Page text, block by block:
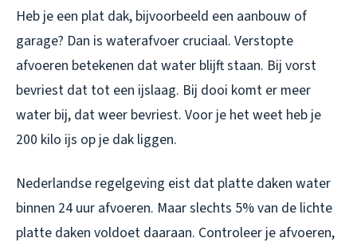
Heb je een plat dak, bijvoorbeeld een aanbouw of
garage? Dan is waterafvoer cruciaal. Verstopte
afvoeren betekenen dat water blijft staan. Bij vorst
bevriest dat tot een ijslaag. Bij dooi komt er meer
water bij, dat weer bevriest. Voor je het weet heb je
200 kilo ijs op je dak liggen.
Nederlandse regelgeving eist dat platte daken water
binnen 24 uur afvoeren. Maar slechts 5% van de lichte
platte daken voldoet daaraan. Controleer je afvoeren,